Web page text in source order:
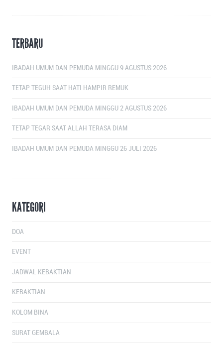
TERBARU
IBADAH UMUM DAN PEMUDA MINGGU 9 AGUSTUS 2026
TETAP TEGUH SAAT HATI HAMPIR REMUK
IBADAH UMUM DAN PEMUDA MINGGU 2 AGUSTUS 2026
TETAP TEGAR SAAT ALLAH TERASA DIAM
IBADAH UMUM DAN PEMUDA MINGGU 26 JULI 2026
KATEGORI
DOA
EVENT
JADWAL KEBAKTIAN
KEBAKTIAN
KOLOM BINA
SURAT GEMBALA